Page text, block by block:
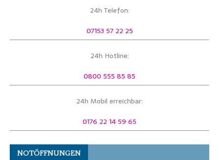
24h Telefon:
07153 57 22 25
24h Hotline:
0800 555 85 85
24h Mobil erreichbar:
0176 22 14 59 65
NOTÖFFNUNGEN